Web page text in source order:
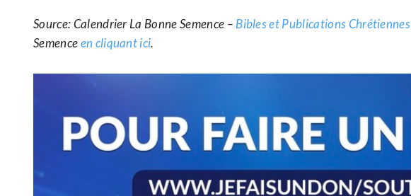
Source: Calendrier La Bonne Semence – Bibles et Publications Chrétiennes
Semenceen cliquant ici.